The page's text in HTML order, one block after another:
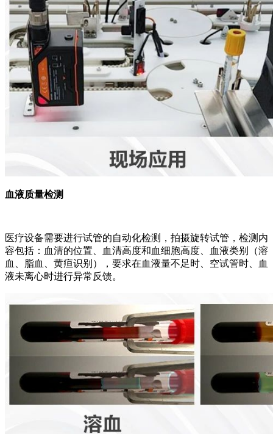
血液质量检测
医疗设备需要进行试管的自动化检测，拍摄旋转试管，检测内
容包括：血清的位置、血清高度和血细胞高度、血液类别（溶
血、脂血、黄疸识别），要求在血液量不足时、空试管时、血
液未离心时进行异常反馈。